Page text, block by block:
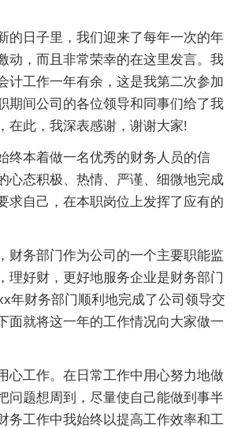
的日子里，我们迎来了每年一次的年
动，而且非常荣幸的在这里发言。我
计工作一年有余，这是我第二次参加
期间公司的各位领导和同事们给了我
在此，我深表感谢，谢谢大家!
终本着做一名优秀的财务人员的信
心态积极、热情、严谨、细微地完成
求自己，在本职岗位上发挥了应有的
财务部门作为公司的一个主要职能监
理好财，更好地服务企业是财务部门
年财务部门顺利地完成了公司领导交
面就将这一年的工作情况向大家做一
心工作。在日常工作中用心努力地做
问题想周到，尽量使自己能做到事半
务工作中我始终以提高工作效率和工